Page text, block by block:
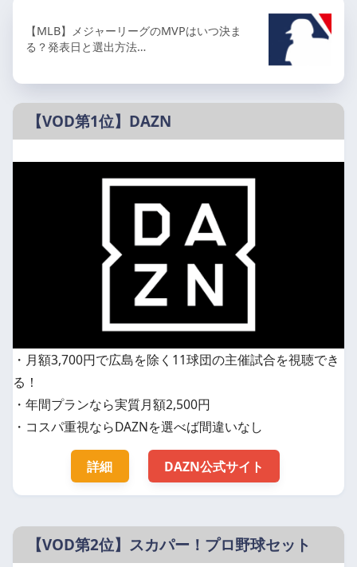
【MLB】メジャーリーグのMVPはいつ決ま
る？発表日と選出方法…
【VOD第1位】DAZN
・月額3,700円で広島を除く11球団の主催試合を視聴でき
る！
・年間プランなら実質月額2,500円
・コスパ重視ならDAZNを選べば間違いなし
詳細 DAZN公式サイト
【VOD第2位】スカパー！プロ野球セット